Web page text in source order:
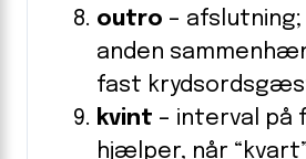
outro –
anden
fast
kvint – interval på
hjælper, når